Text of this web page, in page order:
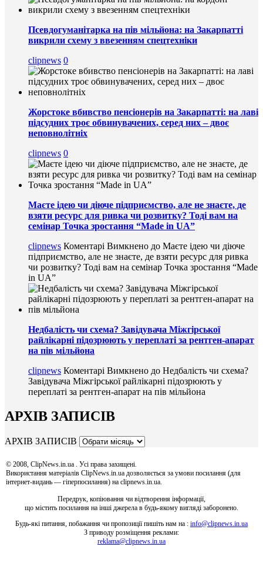
Псевдогуманітарка на пів мільйона: на Закарпатті
викрили схему з ввезенням спецтехніки
clipnews 0
Жорстоке вбивство пенсіонерів на Закарпатті: на лаві
підсудних троє обвинувачених, серед них – двоє
неповнолітніх
clipnews 0
Маєте ідею чи діюче підприємство, але не знаєте, де
взяти ресурс для ривка чи розвитку? Тоді вам на
семінар Точка зростання “Made in UA”
clipnews Коментарі Вимкнено до Маєте ідею чи діюче
підприємство, але не знаєте, де взяти ресурс для ривка
чи розвитку? Тоді вам на семінар Точка зростання “Made
in UA”
Недбалість чи схема? Завідувача Міжгірської
райлікарні підозрюють у переплаті за рентген-апарат
на пів мільйона
clipnews Коментарі Вимкнено до Недбалість чи схема?
Завідувача Міжгірської райлікарні підозрюють у
переплаті за рентген-апарат на пів мільйона
АРХІВ ЗАПИСІВ
АРХІВ ЗАПИСІВ
© 2008, ClipNews.in.ua . Усі права захищені.
Використання матеріалів ClipNews.in.ua дозволяється за умови посилання (для
інтернет-видань — гіперпосилання) на clipnews.in.ua.
Передрук, копіювання чи відтворення інформації,
що містить посилання на інші джерела в будь-якому вигляді заборонено.
Будь-які питання, побажання чи пропозиції пишіть нам на : info@clipnews.in.ua
З приводу розміщення реклами:
reklama@clipnews.in.ua